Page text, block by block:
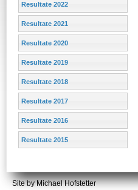
Resultate 2022
Resultate 2021
Resultate 2020
Resultate 2019
Resultate 2018
Resultate 2017
Resultate 2016
Resultate 2015
Site by Michael Hofstetter